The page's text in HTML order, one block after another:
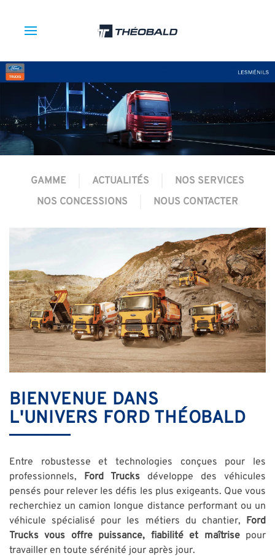
GAMME ACTUALITÉS
NOS SERVICES
NOS CONCESSIONS
NOUS CONTACTER
BIENVENUE DANS
L'UNIVERS FORD THÉOBALD
Entre robustesse et technologies conçues pour les
professionnels, Ford Trucks développe des véhicules
pensés pour relever les défis les plus exigeants. Que vous
recherchiez un camion longue distance performant ou un
véhicule spécialisé pour les métiers du chantier, Ford
Trucks vous offre puissance, fiabilité et maîtrisepour
travailler en toute sérénité jour après jour.